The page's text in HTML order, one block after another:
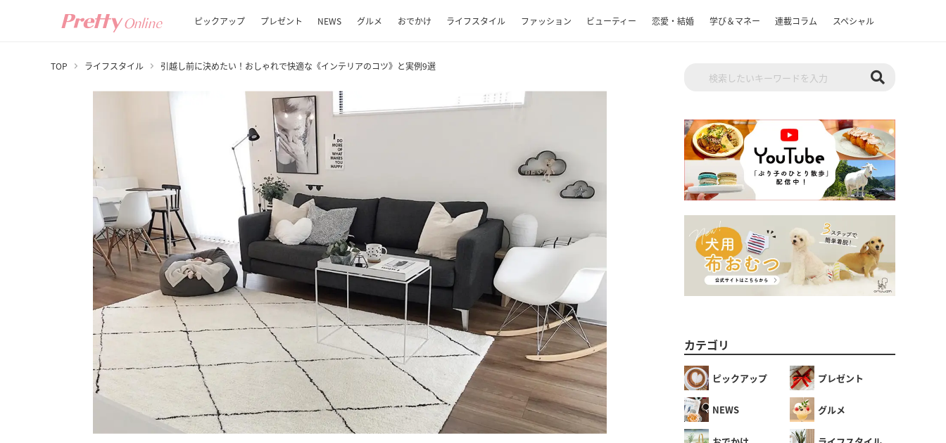
ピックアップ プレゼント NEWS グルメ おでかけ ライフスタイル ファッション ビューティー 恋愛・結婚 学び＆マネー 連載コラム スペシャル
TOP ライフスタイル 引越し前に決めたい！おしゃれで快適な《インテリアのコツ》と実例9選
カテゴリ
ピックアップ プレゼント
NEWS グルメ